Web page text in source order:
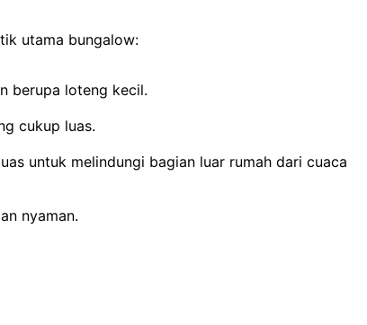
utama bungalow:
berupa loteng kecil.
cukup luas.
untuk melindungi bagian luar rumah dari cuaca
nyaman.